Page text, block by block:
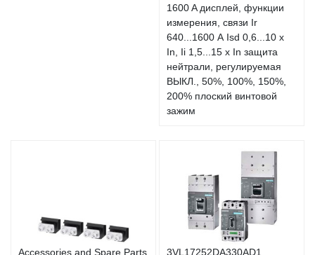
1600 A дисплей, функции
измерения, связи Ir
640...1600 А Isd 0,6...10 x
In, Ii 1,5...15 x In защита
нейтрали, регулируемая
ВЫКЛ., 50%, 100%, 150%,
200% плоский винтовой
зажим
Accessories and Spare Parts
3VL17252DA330AD1